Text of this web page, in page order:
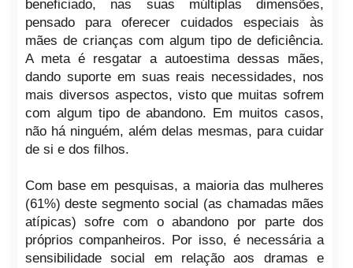
beneficiado, nas suas múltiplas dimensões,
pensado para oferecer cuidados especiais às
mães de crianças com algum tipo de deficiência.
A meta é resgatar a autoestima dessas mães,
dando suporte em suas reais necessidades, nos
mais diversos aspectos, visto que muitas sofrem
com algum tipo de abandono. Em muitos casos,
não há ninguém, além delas mesmas, para cuidar
de si e dos filhos.
Com base em pesquisas, a maioria das mulheres
(61%) deste segmento social (as chamadas mães
atípicas) sofre com o abandono por parte dos
próprios companheiros. Por isso, é necessária a
sensibilidade social em relação aos dramas e